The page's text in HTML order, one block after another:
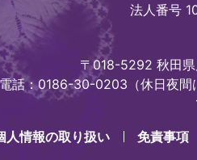
法人番号
〒018-5292 秋田
電話：0186-30-0203（休日夜間
人情報の取り扱い 免責事項